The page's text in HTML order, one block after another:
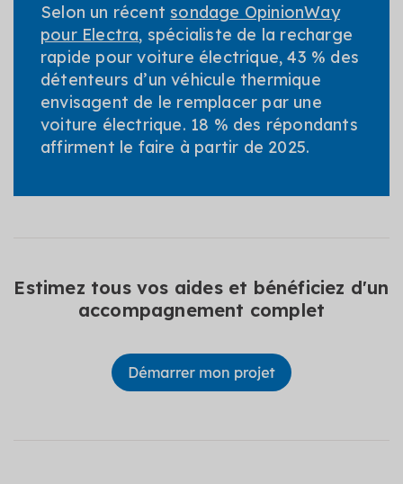
Selon un récent sondage OpinionWay
pour Electra, spécialiste de la recharge
rapide pour voiture électrique, 43 % des
détenteurs d’un véhicule thermique
envisagent de le remplacer par une
voiture électrique. 18 % des répondants
affirment le faire à partir de 2025.
Estimez tous vos aides et bénéficiez d'un
accompagnement complet